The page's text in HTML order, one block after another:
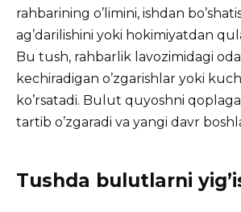
rahbarining o’limini, ishdan
ag’darilishini yoki hokimiyatdan
Bu tush, rahbarlik lavozimidagi
kechiradigan o’zgarishlar yoki
ko’rsatadi. Bulut quyoshni
tartib o’zgaradi va yangi davr
Tushda bulutlarni